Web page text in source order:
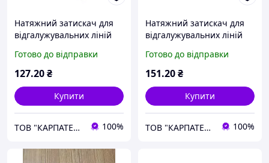
Натяжний затискач для
відгалужувальних ліній
Готово до відправки
127.20₴
Купити
ТОВ "КАРПАТЕНЕРГОБУД" 100%
Натяжний затискач для
відгалужувальних ліній
Готово до відправки
151.20₴
Купити
ТОВ "КАРПАТЕНЕРГОБУД" 100%